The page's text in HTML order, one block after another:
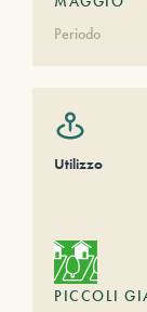
Periodo
Utilizzo
PICCOLI